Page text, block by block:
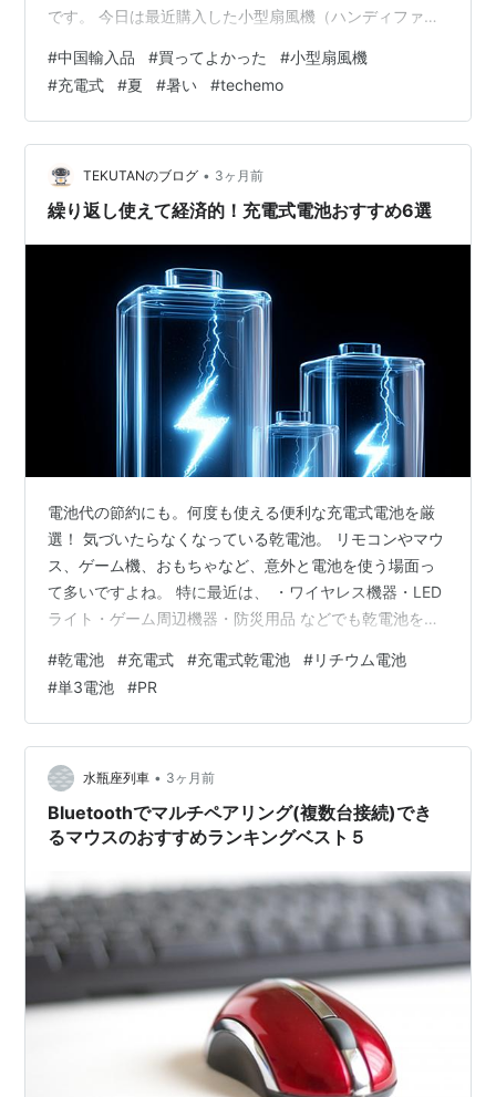
です。 今日は最近購入した小型扇風機（ハンディファ
ち運べる扇風機が欲しいなぁ」と思っていたのですが、
５００円で風量５段階＋スタンド付き＋タイプC充電とい
うスペックを見つけて、つい買ってしまいました。 これ
がなかなか良かったので紹介します！ 📑 目次 特徴は 技
術仕様 使い道は 使い方は まとめ 特徴は …
#中国輸入品 #買ってよかった #小型扇風機
#充電式 #夏 #暑い #techemo
TEKUTANのブログ • 3ヶ月前
繰り返し使えて経済的！充電式電池おすすめ6選
電池代の節約にも。何度も使える便利な充電式電池を厳
選！ 気づいたらなくなっている乾電池。 リモコンやマウ
ス、ゲーム機、おもちゃなど、意外と電池を使う場面っ
て多いですよね。 特に最近は、 ・ワイヤレス機器・LED
ライト・ゲーム周辺機器・防災用品 などでも乾電池を使
ます。 そんな時に便利なのが、繰り返し使える充電式電
池。 最近は大容量モデルや長寿命タイプも増えていて、
普段使いから災害対策までかなり活躍しやすくなってい
ます。 今回は、これから使ってみたい充電式電池を6つ
まとめて紹介していきます！ ① XTAR 単3・単4リチウ
ム充電池セット 単3・単…
#乾電池 #充電式 #充電式乾電池 #リチウム電池
#単3電池 #PR
水瓶座列車 • 3ヶ月前
Bluetoothでマルチペアリング(複数台接続)でき
るマウスのおすすめランキングベスト５